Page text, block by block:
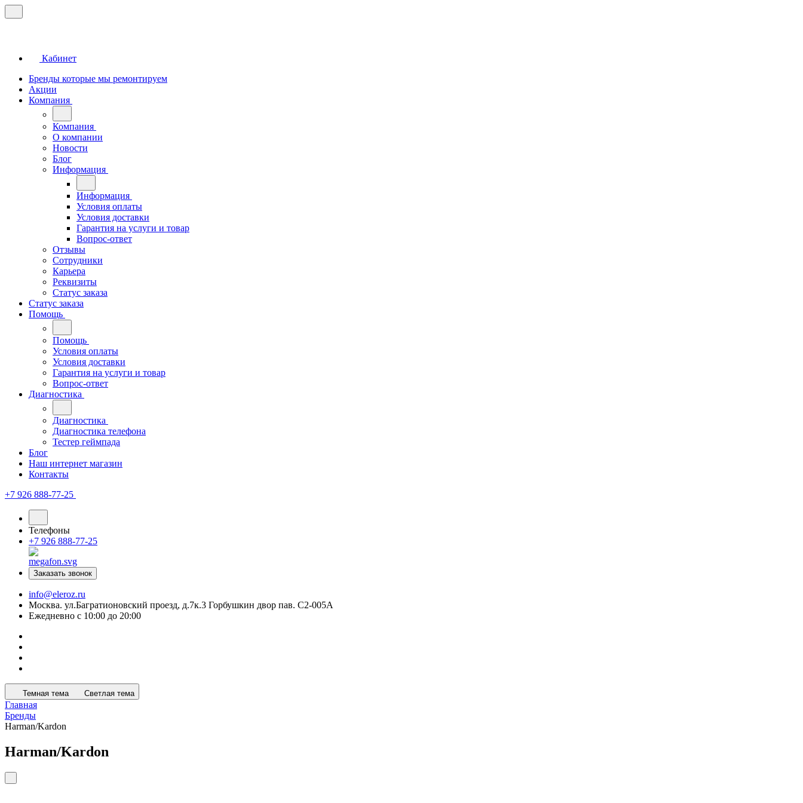
Кабинет
Бренды которые мы ремонтируем
Акции
Компания
Компания
О компании
Новости
Блог
Информация
Информация
Условия оплаты
Условия доставки
Гарантия на услуги и товар
Вопрос-ответ
Отзывы
Сотрудники
Карьера
Реквизиты
Статус заказа
Статус заказа
Помощь
Помощь
Условия оплаты
Условия доставки
Гарантия на услуги и товар
Вопрос-ответ
Диагностика
Диагностика
Диагностика телефона
Тестер геймпада
Блог
Наш интернет магазин
Контакты
+7 926 888-77-25
Телефоны
+7 926 888-77-25
Заказать звонок
info@eleroz.ru
Москва. ул.Багратионовский проезд, д.7к.3 Горбушкин двор пав. C2-005A
Ежедневно с 10:00 до 20:00
Темная тема Светлая тема
Главная
Бренды
Harman/Kardon
Harman/Kardon